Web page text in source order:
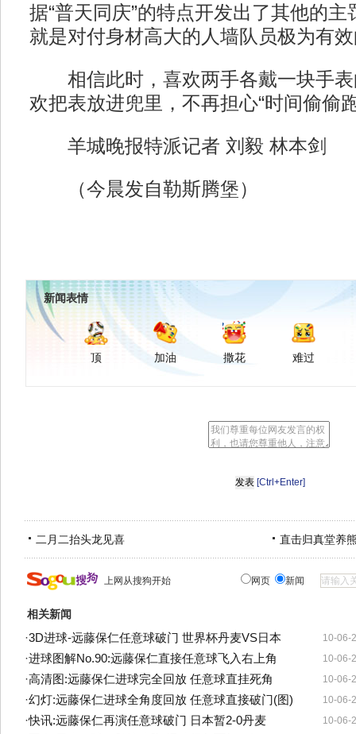
据“普天同庆”的特点开发出了其他的
就是对付身材高大的人墙队员极为有效
相信此时，喜欢两手各戴一块手表
欢把表放进兜里，不再担心“时间偷偷
羊城晚报特派记者 刘毅 林本剑
（今晨发自勒斯腾堡）
新闻表情
顶 加油 撒花 难过
[Ctrl+Enter]
二月二抬头龙见喜 直击归真堂养
上网从搜狗开始 网页 新闻
相关新闻
10-06-
·3D进球-远藤保仁任意球破门 世界杯丹麦VS日本
10-06-
·进球图解No.90:远藤保仁直接任意球飞入右上角
10-06-
·高清图:远藤保仁进球完全回放 任意球直挂死角
10-06-
·幻灯:远藤保仁进球全角度回放 任意球直接破门(图)
10-06-
·快讯:远藤保仁再演任意球破门 日本暂2-0丹麦